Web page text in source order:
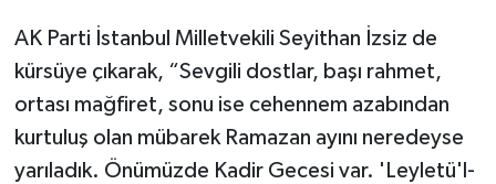
AK Parti İstanbul Milletvekili Seyithan İzsiz de
kürsüye çıkarak, “Sevgili dostlar, başı rahmet,
ortası mağfiret, sonu ise cehennem azabından
kurtuluş olan mübarek Ramazan ayını neredeyse
yarıladık. Önümüzde Kadir Gecesi var. 'Leyletü'l-